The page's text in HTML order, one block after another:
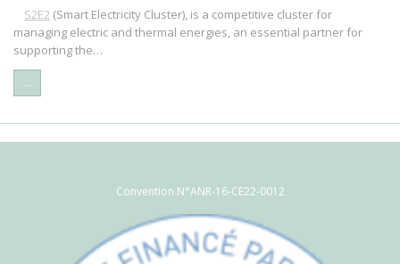
S2E2 (Smart Electricity Cluster), is a competitive cluster for
managing electric and thermal energies, an essential partner for
supporting the…
...
Convention N°ANR-16-CE22-0012